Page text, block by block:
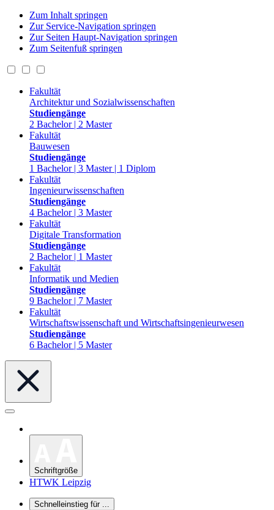
Zum Inhalt springen
Zur Service-Navigation springen
Zur Seiten Haupt-Navigation springen
Zum Seitenfuß springen
Fakultät
Architektur und Sozialwissenschaften
Studiengänge
2 Bachelor | 2 Master
Fakultät
Bauwesen
Studiengänge
1 Bachelor | 3 Master | 1 Diplom
Fakultät
Ingenieurwissenschaften
Studiengänge
4 Bachelor | 3 Master
Fakultät
Digitale Transformation
Studiengänge
2 Bachelor | 1 Master
Fakultät
Informatik und Medien
Studiengänge
9 Bachelor | 7 Master
Fakultät
Wirtschaftswissenschaft und Wirtschaftsingenieurwesen
Studiengänge
6 Bachelor | 5 Master
Schriftgröße
HTWK Leipzig
Schnelleinstieg für ...